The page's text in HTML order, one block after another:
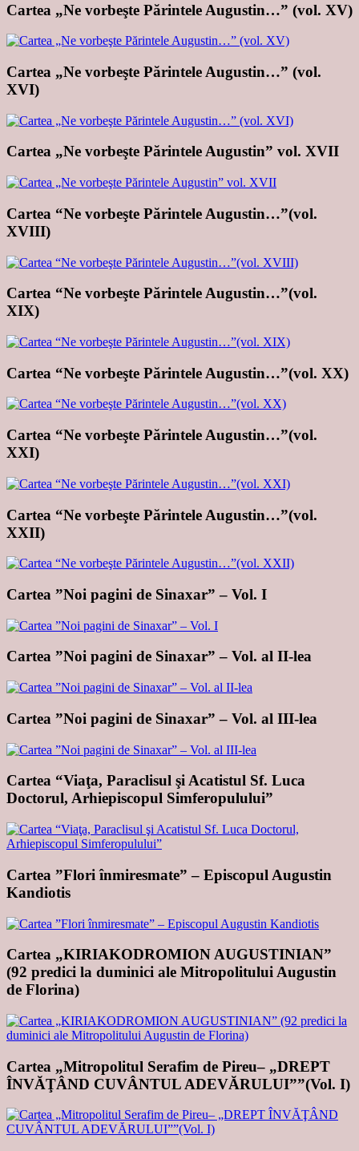
Cartea „Ne vorbeşte Părintele Augustin…” (vol. XV)
Cartea „Ne vorbeşte Părintele Augustin…” (vol.
XVI)
Cartea „Ne vorbeşte Părintele Augustin” vol. XVII
Cartea “Ne vorbeşte Părintele Augustin…”(vol.
XVIII)
Cartea “Ne vorbeşte Părintele Augustin…”(vol.
XIX)
Cartea “Ne vorbeşte Părintele Augustin…”(vol. XX)
Cartea “Ne vorbeşte Părintele Augustin…”(vol.
XXI)
Cartea “Ne vorbeşte Părintele Augustin…”(vol.
XXII)
Cartea ”Noi pagini de Sinaxar” – Vol. I
Cartea ”Noi pagini de Sinaxar” – Vol. al II-lea
Cartea ”Noi pagini de Sinaxar” – Vol. al III-lea
Cartea “Viaţa, Paraclisul şi Acatistul Sf. Luca
Doctorul, Arhiepiscopul Simferopulului”
Cartea ”Flori înmiresmate” – Episcopul Augustin
Kandiotis
Cartea „KIRIAKODROMION AUGUSTINIAN”
(92 predici la duminici ale Mitropolitului Augustin
de Florina)
Cartea „Mitropolitul Serafim de Pireu– „DREPT
ÎNVĂŢÂND CUVÂNTUL ADEVĂRULUI””(Vol. I)